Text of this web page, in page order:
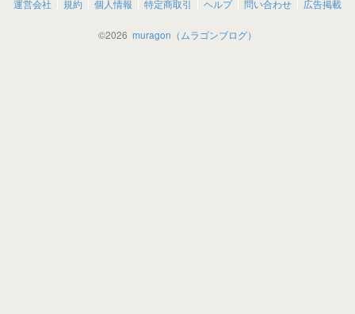
運営会社 規約 個人情報 特定商取引 ヘルプ 問い合わせ 広告掲載
©2026 muragon（ムラゴンブログ）